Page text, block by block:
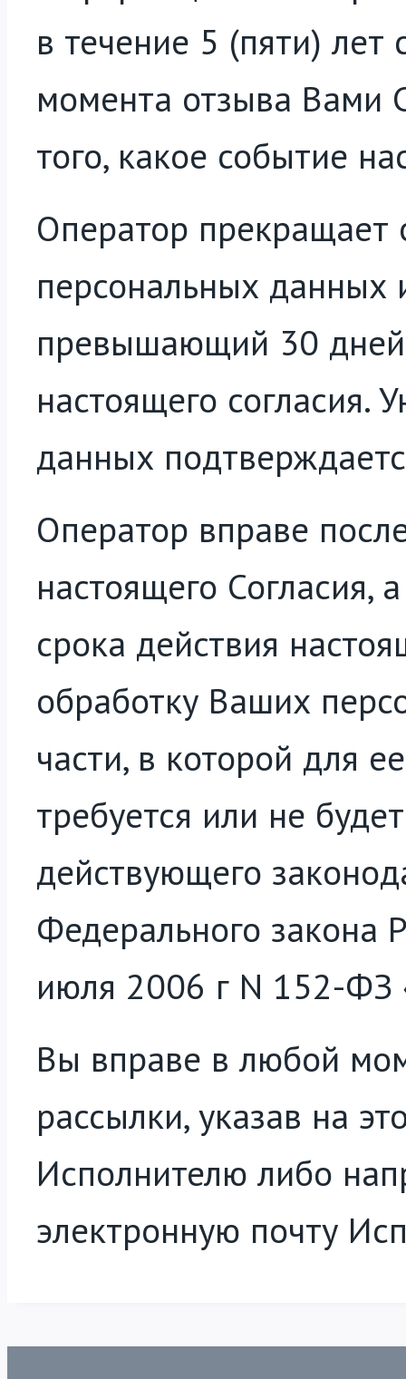
в течение 5 (пяти) лет
момента отзыва Вами
того, какое событие
Оператор прекращает
персональных данных
превышающий 30 дней
настоящего согласия.
данных
Оператор вправе
настоящего Согласия,
срока действия
обработку Ваших
части, в которой для
требуется или не
действующего
Федерального закона
июля 2006 г N 152-ФЗ
Вы вправе в любой
рассылки, указав на
Исполнителю либо
электронную почту